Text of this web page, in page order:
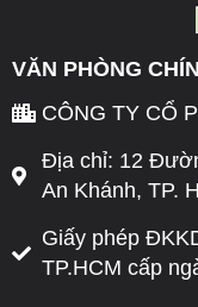
VĂN PHÒNG
CÔNG TY CỔ
Địa chỉ: 12
An Khánh, TP.
Giấy phép
TP.HCM cấp